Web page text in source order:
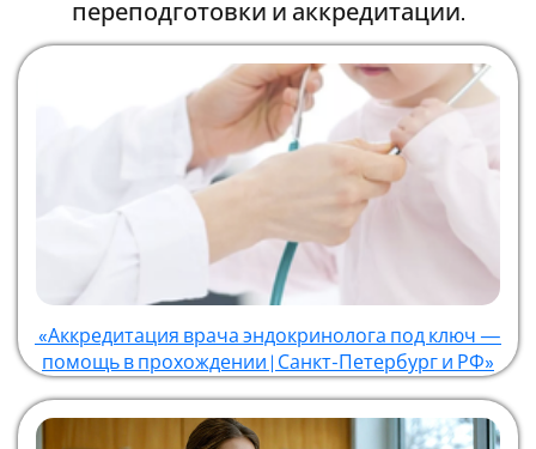
переподготовки и аккредитации.
«Аккредитация врача эндокринолога под ключ —
помощь в прохождении | Санкт-Петербург и РФ»